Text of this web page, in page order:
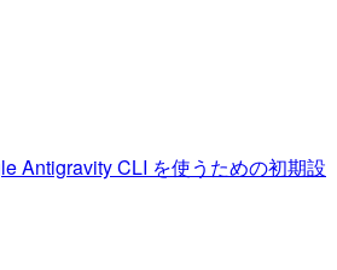
Antigravity CLI を使うための初期設